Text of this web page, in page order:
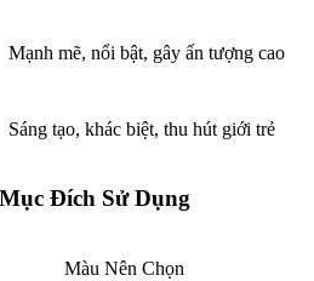
Mạnh mẽ, nổi bật, gây ấn tượng cao
Sáng tạo, khác biệt, thu hút giới trẻ
Đích Sử Dụng
Màu Nên Chọn